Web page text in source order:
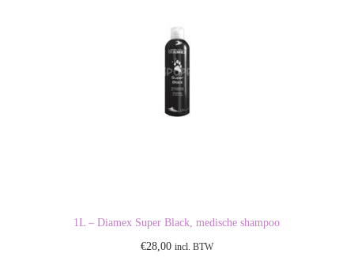
1L – Diamex Super Black, medische shampoo
€28,00 incl. BTW